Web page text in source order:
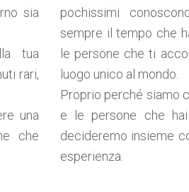
sia
tua
rari,
una
che
pochissimi
sempre il tempo che
le persone che ti
luogo unico al mondo.
Proprio perché siamo
e le persone che
decideremo insieme
esperienza.